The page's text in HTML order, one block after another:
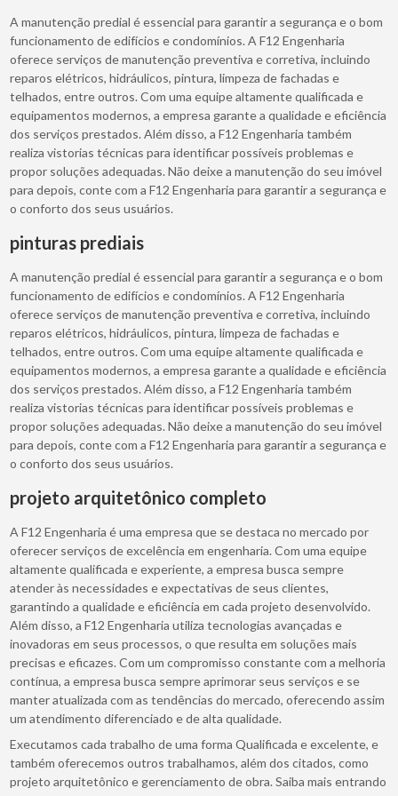
A manutenção predial é essencial para garantir a segurança e o bom
funcionamento de edifícios e condomínios. A F12 Engenharia
oferece serviços de manutenção preventiva e corretiva, incluindo
reparos elétricos, hidráulicos, pintura, limpeza de fachadas e
telhados, entre outros. Com uma equipe altamente qualificada e
equipamentos modernos, a empresa garante a qualidade e eficiência
dos serviços prestados. Além disso, a F12 Engenharia também
realiza vistorias técnicas para identificar possíveis problemas e
propor soluções adequadas. Não deixe a manutenção do seu imóvel
para depois, conte com a F12 Engenharia para garantir a segurança e
o conforto dos seus usuários.
pinturas prediais
A manutenção predial é essencial para garantir a segurança e o bom
funcionamento de edifícios e condomínios. A F12 Engenharia
oferece serviços de manutenção preventiva e corretiva, incluindo
reparos elétricos, hidráulicos, pintura, limpeza de fachadas e
telhados, entre outros. Com uma equipe altamente qualificada e
equipamentos modernos, a empresa garante a qualidade e eficiência
dos serviços prestados. Além disso, a F12 Engenharia também
realiza vistorias técnicas para identificar possíveis problemas e
propor soluções adequadas. Não deixe a manutenção do seu imóvel
para depois, conte com a F12 Engenharia para garantir a segurança e
o conforto dos seus usuários.
projeto arquitetônico completo
A F12 Engenharia é uma empresa que se destaca no mercado por
oferecer serviços de excelência em engenharia. Com uma equipe
altamente qualificada e experiente, a empresa busca sempre
atender às necessidades e expectativas de seus clientes,
garantindo a qualidade e eficiência em cada projeto desenvolvido.
Além disso, a F12 Engenharia utiliza tecnologias avançadas e
inovadoras em seus processos, o que resulta em soluções mais
precisas e eficazes. Com um compromisso constante com a melhoria
contínua, a empresa busca sempre aprimorar seus serviços e se
manter atualizada com as tendências do mercado, oferecendo assim
um atendimento diferenciado e de alta qualidade.
Executamos cada trabalho de uma forma Qualificada e excelente, e
também oferecemos outros trabalhamos, além dos citados, como
projeto arquitetônico e gerenciamento de obra. Saiba mais entrando